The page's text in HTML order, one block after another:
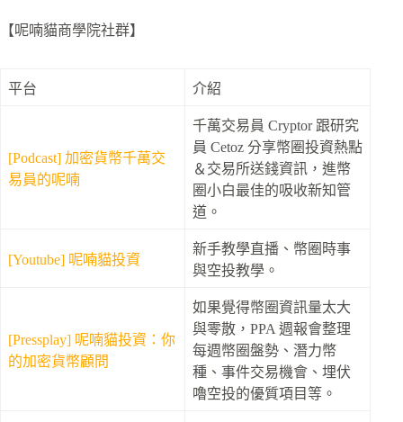
【呢喃貓商學院社群】
平台 介紹
[Podcast] 加密貨幣千萬交
易員的呢喃
千萬交易員 Cryptor 跟研究
員 Cetoz 分享幣圈投資熱點
＆交易所送錢資訊，進幣
圈小白最佳的吸收新知管
道。
[Youtube] 呢喃貓投資
新手教學直播、幣圈時事
與空投教學。
[Pressplay] 呢喃貓投資：你
的加密貨幣顧問
如果覺得幣圈資訊量太大
與零散，PPA 週報會整理
每週幣圈盤勢、潛力幣
種、事件交易機會、埋伏
嚕空投的優質項目等。